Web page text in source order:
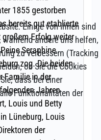
Einige von ihnen sind
andere uns helfen,
zu verbessern (Tracking
ob Sie die Cookies
dass bei einer
Funktionalitäten der